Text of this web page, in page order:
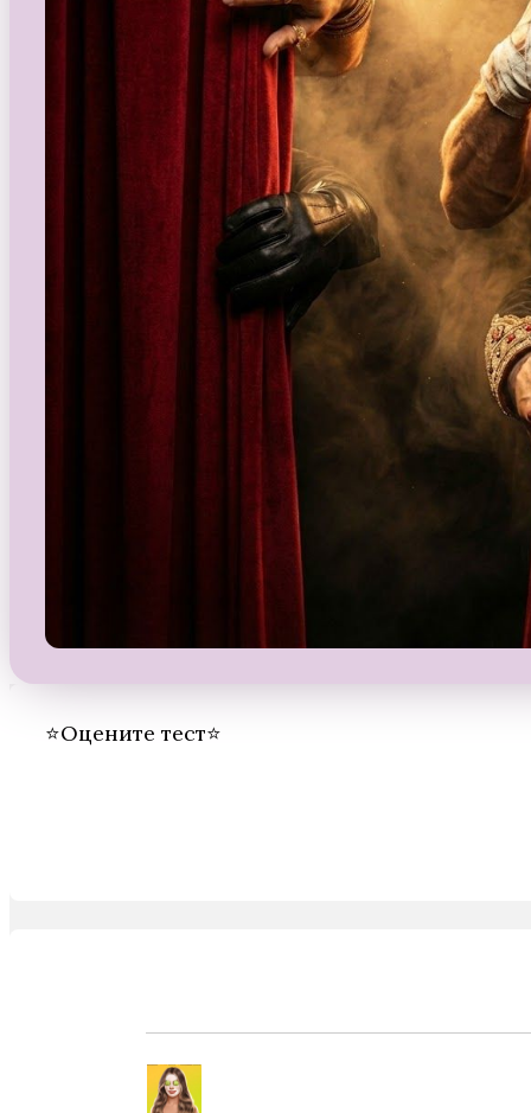
Бюро Параллельных Миров. Том 2
Секрет Небес 3 — Конец
⭐Оцените тест⭐